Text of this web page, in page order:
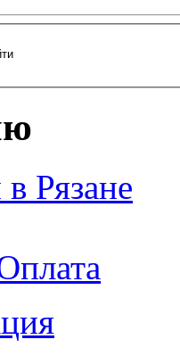
Рязане